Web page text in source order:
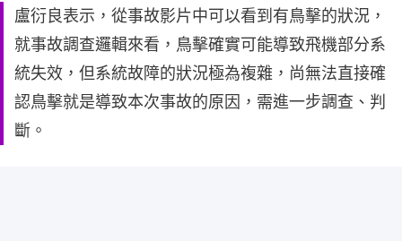
盧衍良表示，從事故影片中可以看到有鳥擊的狀況，
就事故調查邏輯來看，鳥擊確實可能導致飛機部分系
統失效，但系統故障的狀況極為複雜，尚無法直接確
認鳥擊就是導致本次事故的原因，需進一步調查、判
斷。